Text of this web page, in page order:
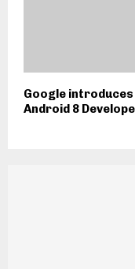
Google
Android 8